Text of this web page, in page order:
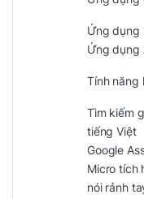
Ứng dụng
Ứng dụng
Tính năng
Tìm kiếm
tiếng Việt
Google
Micro tích
nói rảnh